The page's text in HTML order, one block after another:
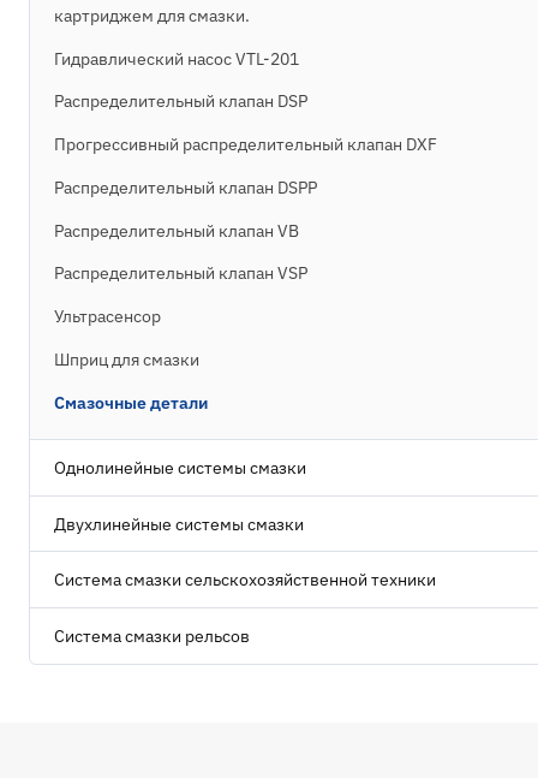
картриджем для смазки.
Гидравлический насос VTL-201
Распределительный клапан DSP
Прогрессивный распределительный клапан DXF
Распределительный клапан DSPP
Распределительный клапан VB
Распределительный клапан VSP
Ультрасенсор
Шприц для смазки
Смазочные детали
Однолинейные системы смазки
Двухлинейные системы смазки
Система смазки сельскохозяйственной техники
Система смазки рельсов